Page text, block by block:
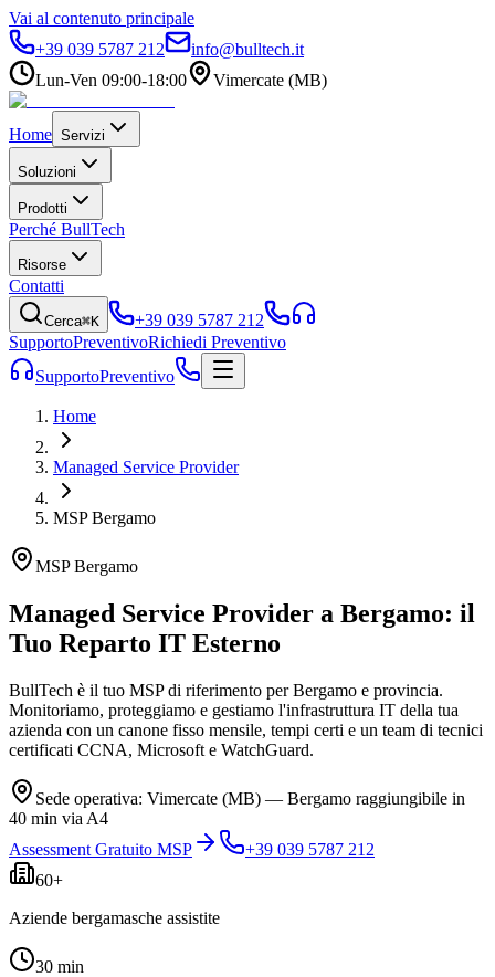
Vai al contenuto principale
+39 039 5787 212
info@bulltech.it
Lun-Ven 09:00-18:00
Vimercate (MB)
Home Servizi
Soluzioni
Prodotti
Perché BullTech
Risorse
Contatti
Cerca⌘K
+39 039 5787 212
SupportoPreventivoRichiedi Preventivo
SupportoPreventivo
Home
Managed Service Provider
MSP Bergamo
MSP Bergamo
Managed Service Provider a Bergamo: il
Tuo Reparto IT Esterno
BullTech è il tuo MSP di riferimento per Bergamo e provincia.
Monitoriamo, proteggiamo e gestiamo l'infrastruttura IT della tua
azienda con un canone fisso mensile, tempi certi e un team di tecnici
certificati CCNA, Microsoft e WatchGuard.
Sede operativa: Vimercate (MB) — Bergamo raggiungibile in
40 min via A4
Assessment Gratuito MSP
+39 039 5787 212
60+
Aziende bergamasche assistite
30 min